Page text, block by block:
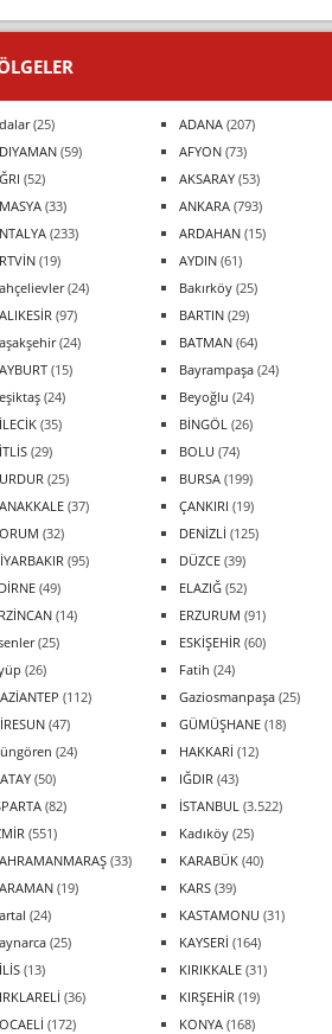
(25) ADANA (207)
(59) AFYON (73)
(52) AKSARAY (53)
(33) ANKARA (793)
(233) ARDAHAN (15)
(19) AYDIN (61)
(24) Bakırköy (25)
(97) BARTIN (29)
(24) BATMAN (64)
(15) Bayrampaşa (24)
(24) Beyoğlu (24)
(35) BİNGÖL (26)
(29) BOLU (74)
(25) BURSA (199)
(37) ÇANKIRI (19)
(32) DENİZLİ (125)
(95) DÜZCE (39)
(49) ELAZIĞ (52)
(14) ERZURUM (91)
(25) ESKİŞEHİR (60)
(26) Fatih (24)
(112) Gaziosmanpaşa (25)
(47) GÜMÜŞHANE (18)
(24) HAKKARİ (12)
(50) IĞDIR (43)
(82) İSTANBUL (3.522)
(551) Kadıköy (25)
(33) KARABÜK (40)
(19) KARS (39)
(24) KASTAMONU (31)
(25) KAYSERİ (164)
(13) KIRIKKALE (31)
(36) KIRŞEHİR (19)
(172) KONYA (168)